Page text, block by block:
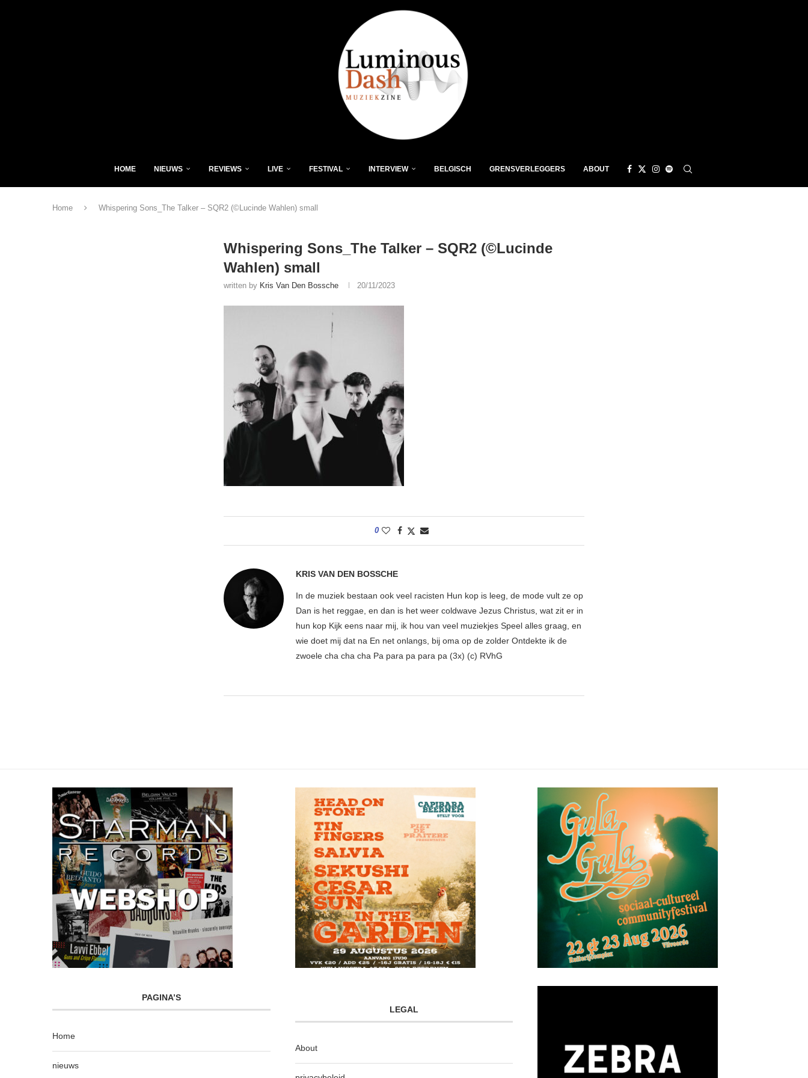
HOME NIEUWS REVIEWS LIVE FESTIVAL INTERVIEW BELGISCH GRENSVERLEGGERS ABOUT
Home Whispering Sons_The Talker – SQR2 (©Lucinde Wahlen) small
Whispering Sons_The Talker – SQR2 (©Lucinde
Wahlen) small
written by Kris Van Den Bossche 20/11/2023
0
KRIS VAN DEN BOSSCHE
In de muziek bestaan ook veel racisten Hun kop is leeg, de mode vult ze op
Dan is het reggae, en dan is het weer coldwave Jezus Christus, wat zit er in
hun kop Kijk eens naar mij, ik hou van veel muziekjes Speel alles graag, en
wie doet mij dat na En net onlangs, bij oma op de zolder Ontdekte ik de
zwoele cha cha cha Pa para pa para pa (3x) (c) RVhG
PAGINA’S
Home
nieuws
LEGAL
About